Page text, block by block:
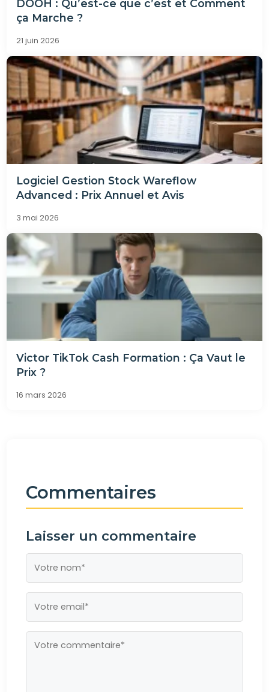
DOOH : Qu’est-ce que c’est et Comment
ça Marche ?
21 juin 2026
Logiciel Gestion Stock Wareflow
Advanced : Prix Annuel et Avis
3 mai 2026
Victor TikTok Cash Formation : Ça Vaut le
Prix ?
16 mars 2026
Commentaires
Laisser un commentaire